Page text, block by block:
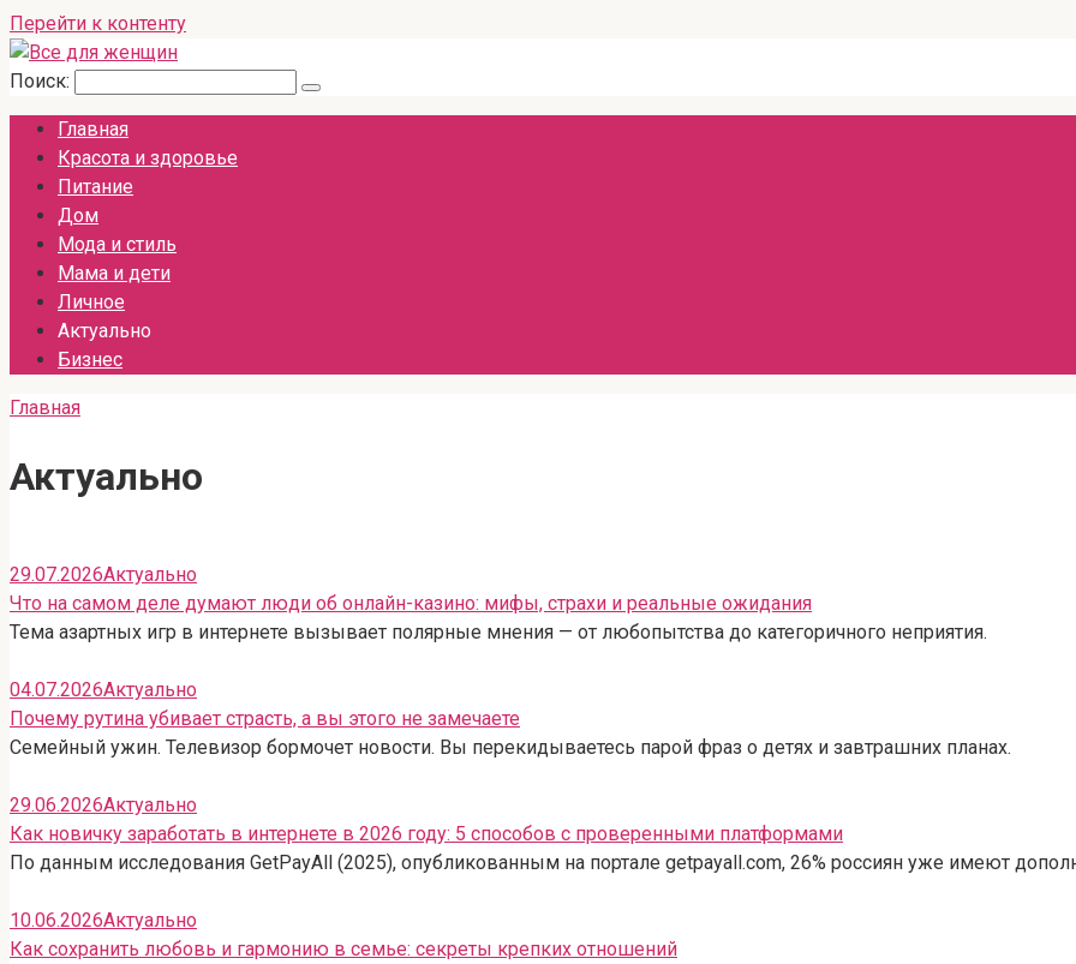
Перейти к контенту
Поиск:
Главная
Красота и здоровье
Питание
Дом
Мода и стиль
Мама и дети
Личное
Актуально
Бизнес
Главная
Актуально
29.07.2026Актуально
Что на самом деле думают люди об онлайн-казино: мифы, страхи и реальные ожидания
Тема азартных игр в интернете вызывает полярные мнения — от любопытства до категоричного неприятия.
04.07.2026Актуально
Почему рутина убивает страсть, а вы этого не замечаете
Семейный ужин. Телевизор бормочет новости. Вы перекидываетесь парой фраз о детях и завтрашних планах.
29.06.2026Актуально
Как новичку заработать в интернете в 2026 году: 5 способов с проверенными платформами
По данным исследования GetPayAll (2025), опубликованным на портале getpayall.com, 26% россиян уже имеют
10.06.2026Актуально
Как сохранить любовь и гармонию в семье: секреты крепких отношений